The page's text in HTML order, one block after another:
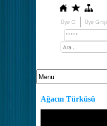
Üye Ol Üye Girişi
Ağacın Türküsü